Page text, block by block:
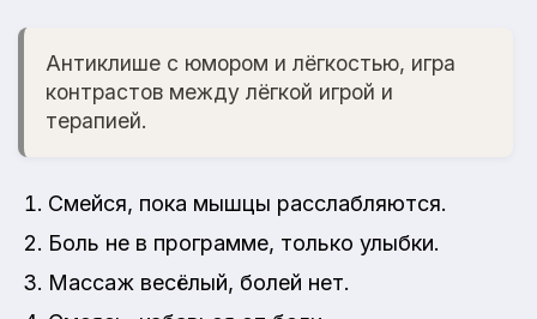
Антиклише с юмором и лёгкостью, игра
контрастов между лёгкой игрой и
терапией.
Смейся, пока мышцы расслабляются.
Боль не в программе, только улыбки.
Массаж весёлый, болей нет.